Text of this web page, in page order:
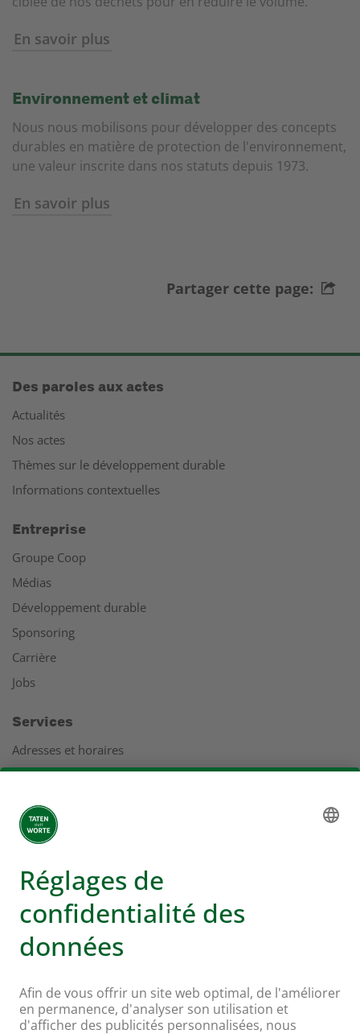
En savoir plus
Environnement et climat
Nous nous mobilisons pour développer des concepts
durables en matière de protection de l'environnement,
une valeur inscrite dans nos statuts depuis 1973.
En savoir plus
Partager cette page:
Des paroles aux actes
Actualités
Nos actes
Thèmes sur le développement durable
Informations contextuelles
Entreprise
Groupe Coop
Médias
Développement durable
Sponsoring
Carrière
Jobs
Services
Adresses et horaires
Coopération
Rapport de gestion
Plus d'infos sur Coop
Supermarché en ligne Coop
Enseignes et services
Hello Family Club
Mondovino